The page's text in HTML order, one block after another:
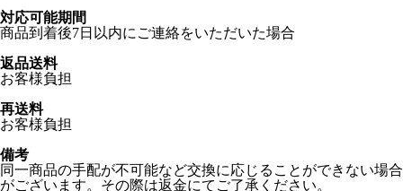
対応可能期間
商品到着後7日以内にご連絡をいただいた場合
返品送料
お客様負担
再送料
お客様負担
備考
同一商品の手配が不可能など交換に応じることができない場合
がございます。その際は返金にてご了承ください。